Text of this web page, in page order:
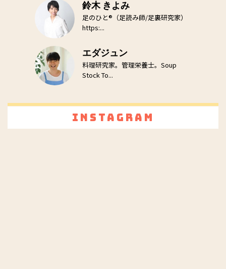
鈴木 きよみ
足のひと®（足読み師/足裏研究家）
https:...
エダジュン
料理研究家。管理栄養士。Soup
Stock To...
Instagram